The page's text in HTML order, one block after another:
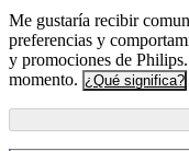
Me gustaría recibir
preferencias y
y promociones de
momento. ¿Qué significa?